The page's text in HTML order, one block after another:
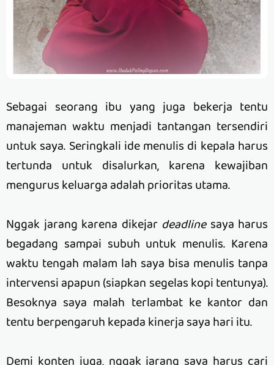
Sebagai seorang ibu yang juga bekerja tentu
manajeman waktu menjadi tantangan tersendiri
untuk saya. Seringkali ide menulis di kepala harus
tertunda untuk disalurkan, karena kewajiban
mengurus keluarga adalah prioritas utama.
Nggak jarang karena dikejar deadlinesaya harus
begadang sampai subuh untuk menulis. Karena
waktu tengah malam lah saya bisa menulis tanpa
intervensi apapun (siapkan segelas kopi tentunya).
Besoknya saya malah terlambat ke kantor dan
tentu berpengaruh kepada kinerja saya hari itu.